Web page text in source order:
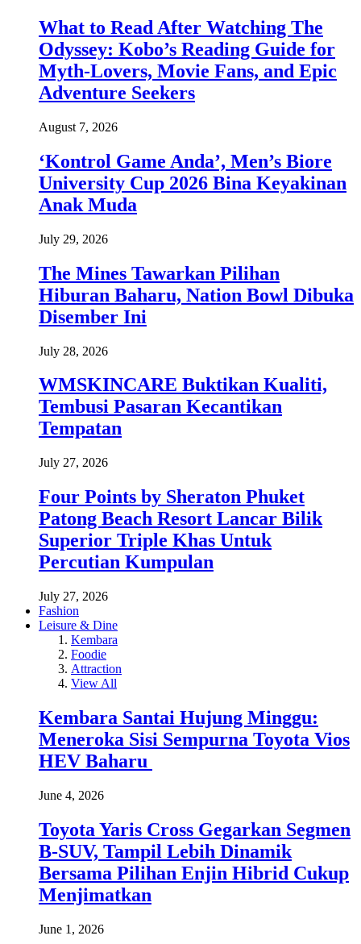
What to Read After Watching The
Odyssey: Kobo’s Reading Guide for
Myth-Lovers, Movie Fans, and Epic
Adventure Seekers
August 7, 2026
‘Kontrol Game Anda’, Men’s Biore
University Cup 2026 Bina Keyakinan
Anak Muda
July 29, 2026
The Mines Tawarkan Pilihan
Hiburan Baharu, Nation Bowl Dibuka
Disember Ini
July 28, 2026
WMSKINCARE Buktikan Kualiti,
Tembusi Pasaran Kecantikan
Tempatan
July 27, 2026
Four Points by Sheraton Phuket
Patong Beach Resort Lancar Bilik
Superior Triple Khas Untuk
Percutian Kumpulan
July 27, 2026
Fashion
Leisure & Dine
Kembara
Foodie
Attraction
View All
Kembara Santai Hujung Minggu:
Meneroka Sisi Sempurna Toyota Vios
HEV Baharu
June 4, 2026
Toyota Yaris Cross Gegarkan Segmen
B-SUV, Tampil Lebih Dinamik
Bersama Pilihan Enjin Hibrid Cukup
Menjimatkan
June 1, 2026